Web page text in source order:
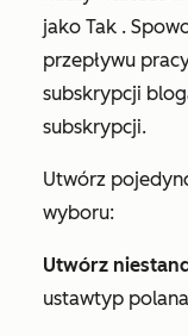
jako Tak .
przepływu
subskrypcji
subskrypcji.
Utwórz
wyboru:
Utwórz
ustawtyp polana